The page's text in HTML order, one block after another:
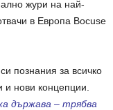
жури на най-
в Европа Bocuse
познания за всичко
и нови концепции.
държава – трябва